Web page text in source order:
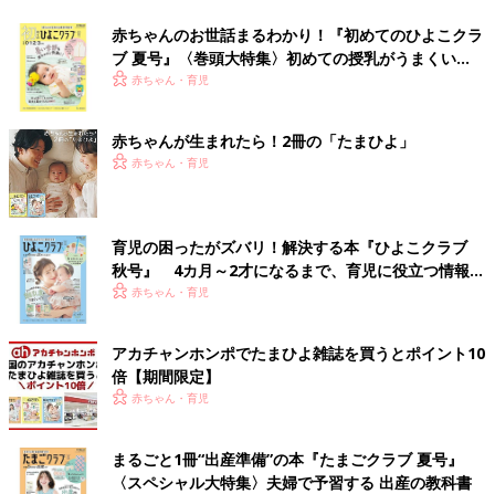
赤ちゃんのお世話まるわかり！『初めてのひよこクラ
ブ 夏号』〈巻頭大特集〉初めての授乳がうまくい
く！ おっぱい・ミルクの基本と夏のトラブル 解決テ
赤ちゃん・育児
赤ちゃんが生まれたら！2冊の「たまひよ」
赤ちゃん・育児
育児の困ったがズバリ！解決する本『ひよこクラブ
秋号』 4カ月～2才になるまで、育児に役立つ情報が
いっぱい！
赤ちゃん・育児
アカチャンホンポでたまひよ雑誌を買うとポイント10
倍【期間限定】
赤ちゃん・育児
まるごと1冊“出産準備”の本『たまごクラブ 夏号』
〈スペシャル大特集〉夫婦で予習する 出産の教科書